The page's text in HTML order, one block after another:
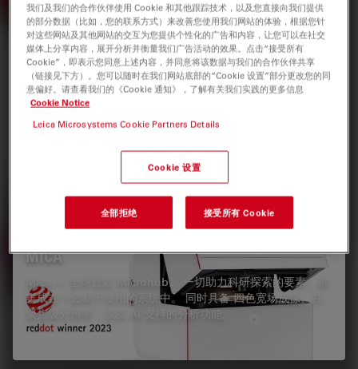
标签
三维成像 空间多重检测 活细胞成像 数码显微镜
先进显微镜技术
相关产品
MICA
Mica — 全球首款 Microhub。 一切助力科研探索的要素，都
集成在一套易于使用的系统中。 同时具备 四色宽场成像、共
聚焦级分辨率，以及 AI 支持的分析功能。
我们及我们的合作伙伴使用 Cookie 和其他跟踪技术，以及您直接向我们提供
的部分数据（比如，您的联系方式）来改善您使用我们网站的体验，根据您针
对这些网站及其他网站的交互为您提供个性化的广告和内容，让您可以在社交
媒体上分享内容，展开分析并衡量我们广告活动的效果。点击“接受所有
Cookie”，即表示您同意上述内容，并同意将该数据与我们的合作伙伴共享
（链接见下方）。您可以随时在我们网站底部的“Cookie 设置”部分更改您的同
意偏好。请查看我们的《Cookie 通知》，了解有关我们实践的更多信息
Cookie Notice
Leica Microsystems Cookie Partners Details
Cookie 设置
全部拒绝 接受所有 Cookie